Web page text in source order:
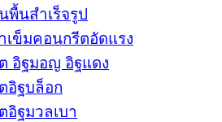
พื้นสำเร็จรูป
เข็มคอนกรีตอัดแรง
อิฐมอญ อิฐแดง
อิฐบล็อก
อิฐมวลเบา